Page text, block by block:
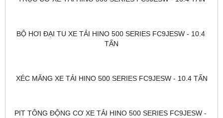
BỘ HƠI ĐẠI TU XE TẢI HINO 500 SERIES FC9JESW - 10.4
TẤN
XÉC MĂNG XE TẢI HINO 500 SERIES FC9JESW - 10.4 TẤN
PIT TÔNG ĐỘNG CƠ XE TẢI HINO 500 SERIES FC9JESW -